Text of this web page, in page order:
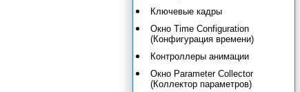
Ключевые кадры
Окно Time Configuration
(Конфигурация времени)
Контроллеры анимации
Окно Parameter Collector
(Коллектор параметров)